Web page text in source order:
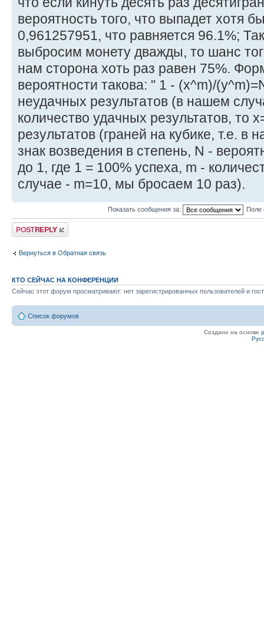
вероятность того, что выпадет хотя
0,961257951, что равняется 96.1%;
выбросим монету дважды, то шанс
нам сторона хоть раз равен 75%.
вероятности такова: " 1 - (x^m)/
неудачных результатов (в нашем
количество удачных результатов, то
результатов (граней на кубике, т.е. в
знак возведения в степень, N -
до 1, где 1 = 100% успеха, m -
случае - m=10, мы бросаем 10 раз).
Показать сообщения за: Поле
Ответить
Вернуться в Обратная связь
КТО СЕЙЧАС НА КОНФЕРЕНЦИИ
Сейчас этот форум просматривают: нет зарегистрированных пользователей и
Список форумов
Создано на основе